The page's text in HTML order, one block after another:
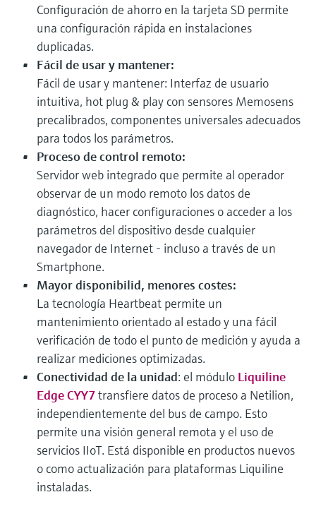
Configuración de ahorro en la tarjeta SD permite
una configuración rápida en instalaciones
duplicadas.
Fácil de usar y mantener:
Fácil de usar y mantener: Interfaz de usuario
intuitiva, hot plug & play con sensores Memosens
precalibrados, componentes universales adecuados
para todos los parámetros.
Proceso de control remoto:
Servidor web integrado que permite al operador
observar de un modo remoto los datos de
diagnóstico, hacer configuraciones o acceder a los
parámetros del dispositivo desde cualquier
navegador de Internet - incluso a través de un
Smartphone.
Mayor disponibilid, menores costes:
La tecnología Heartbeat permite un
mantenimiento orientado al estado y una fácil
verificación de todo el punto de medición y ayuda a
realizar mediciones optimizadas.
Conectividad de la unidad: el módulo Liquiline
Edge CYY7transfiere datos de proceso a Netilion,
independientemente del bus de campo. Esto
permite una visión general remota y el uso de
servicios IIoT. Está disponible en productos nuevos
o como actualización para plataformas Liquiline
instaladas.